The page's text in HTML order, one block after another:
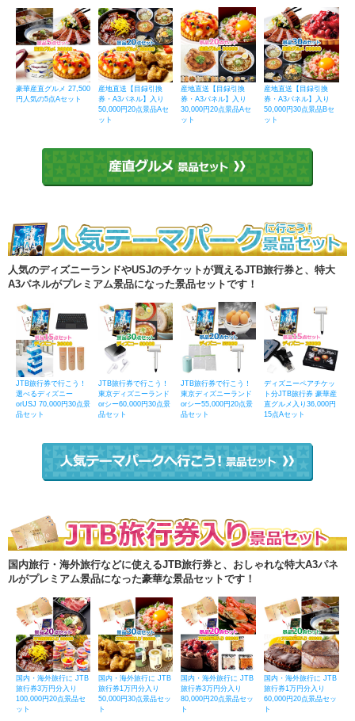
豪華産直グルメ 27,500
円人気の5点Aセット
産地直送【目録引換
券・A3パネル】入り
50,000円20点景品Aセ
ット
産地直送【目録引換
券・A3パネル】入り
30,000円20点景品Aセ
ット
産地直送【目録引換
券・A3パネル】入り
50,000円30点景品Bセ
ット
人気のディズニーランドやUSJのチケットが買えるJTB旅行券と、特大
A3パネルがプレミアム景品になった景品セットです！
JTB旅行券で行こう！
選べるディズニー
orUSJ 70,000円30点景
品セット
JTB旅行券で行こう！
東京ディズニーランド
orシー60,000円30点景
品セット
JTB旅行券で行こう！
東京ディズニーランド
orシー55,000円20点景
品セット
ディズニーペアチケッ
ト分JTB旅行券 豪華産
直グルメ入り36,000円
15点Aセット
国内旅行・海外旅行などに使えるJTB旅行券と、おしゃれな特大A3パネ
ルがプレミアム景品になった豪華な景品セットです！
国内・海外旅行に JTB
旅行券3万円分入り
100,000円20点景品セ
ット
国内・海外旅行に JTB
旅行券1万円分入り
50,000円30点景品セッ
ト
国内・海外旅行に JTB
旅行券3万円分入り
80,000円20点景品セッ
ト
国内・海外旅行に JTB
旅行券1万円分入り
60,000円20点景品セッ
ト